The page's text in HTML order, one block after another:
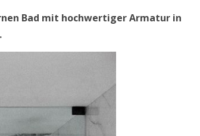
Bad mit hochwertiger Armatur in